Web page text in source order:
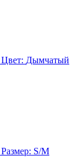
Цвет: Дымчатый
Размер: S/M